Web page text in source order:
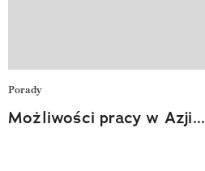
Porady
Możliwości pracy w Azji...